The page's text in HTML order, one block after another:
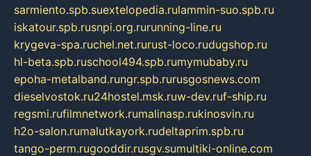
sarmiento.spb.suextelopedia.rulammin-suo.spb.ru
iskatour.spb.rusnpi.org.rurunning-line.ru
krygeva-spa.ruchel.net.rurust-loco.rudugshop.ru
hl-beta.spb.ruschool494.spb.rumymubaby.ru
epoha-metalband.rungr.spb.rurusgosnews.com
dieselvostok.ru24hostel.msk.ruw-dev.ruf-ship.ru
regsmi.rufilmnetwork.rumalinasp.rukinosvin.ru
h2o-salon.rumalutkayork.rudeltaprim.spb.ru
tango-perm.rugooddir.rusgv.sumultiki-online.com